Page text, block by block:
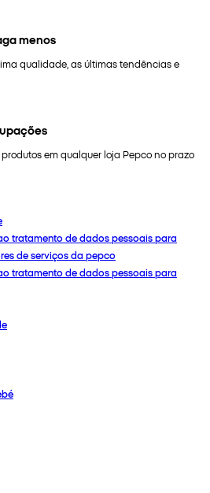
menos
qualidade, as últimas tendências e
em qualquer loja Pepco no prazo
tratamento de dados pessoais para
de serviços da pepco
tratamento de dados pessoais para